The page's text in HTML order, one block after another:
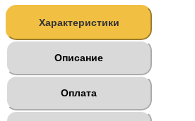
Характеристики
Описание
Оплата